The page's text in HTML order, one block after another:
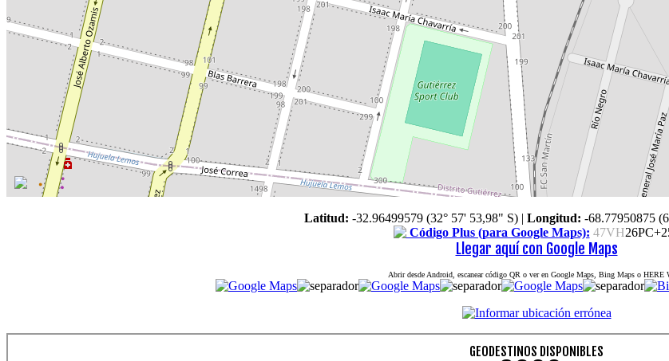
Latitud: -32.96499579 (32° 57' 53,98" S) | Longitud: -68.77950875
Código Plus (para Google Maps): 47VH
Llegar aquí con Google Maps
Abrir desde Android, escanear código QR o ver en Google Maps, Bing Maps o HERE
GEODESTINOS DISPONIBLES